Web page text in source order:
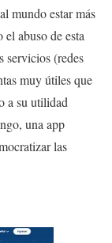
mundo estar más
abuso de esta
servicios (redes
muy útiles que
a su utilidad
una app
las